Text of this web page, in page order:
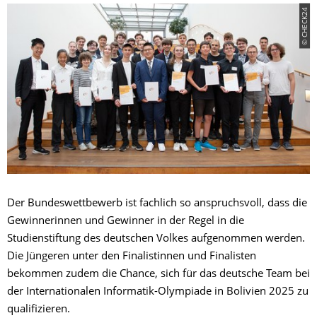
© CHECK24
Der Bundeswettbewerb ist fachlich so anspruchsvoll, dass die
Gewinnerinnen und Gewinner in der Regel in die
Studienstiftung des deutschen Volkes aufgenommen werden.
Die Jüngeren unter den Finalistinnen und Finalisten
bekommen zudem die Chance, sich für das deutsche Team bei
der Internationalen Informatik-Olympiade in Bolivien 2025 zu
qualifizieren.